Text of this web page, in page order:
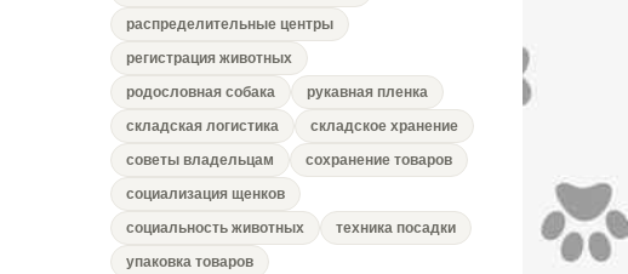
распределительные центры
регистрация животных
родословная собака
рукавная пленка
складская логистика
складское хранение
советы владельцам
сохранение товаров
социализация щенков
социальность животных
техника посадки
упаковка товаров